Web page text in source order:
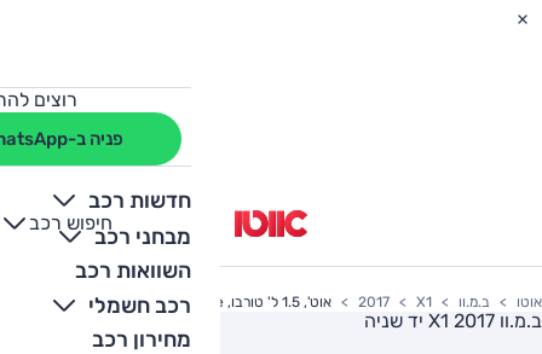
רוצים
פניה ב-WhatsApp
חדשות רכב
מבחני רכב
השוואות רכב
רכב חשמלי
מחירון רכב
חיפוש רכב
+
-
אוטו ב.מ.וו X1
2017 אוט', 1.5 ל' טורבו, 18i, Sport Line
ב.מ.וו X1 2017 יד שניה